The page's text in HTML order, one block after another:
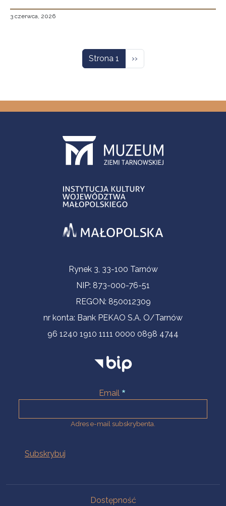
3 czerwca, 2026
Strona 1 Następna strona
››
Informacje kontaktoweRynek 3, 33-100 Tarnów
NIP: 873-000-76-51
REGON: 850012309
nr konta: Bank PEKAO S.A. O/Tarnów
96 1240 1910 1111 0000 0898 4744
Email
Adres e-mail subskrybenta.
Dostępność